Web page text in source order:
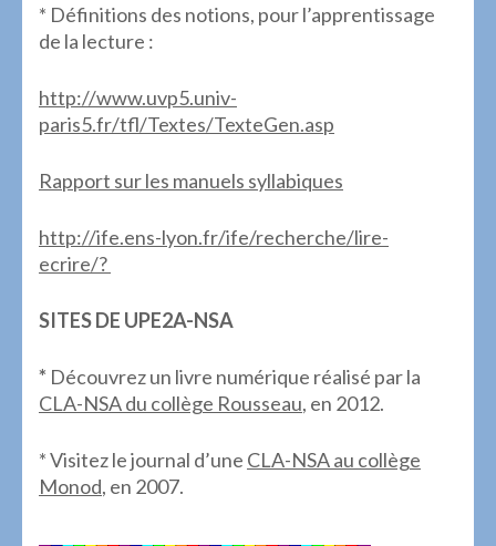
* Définitions des notions, pour l’apprentissage
de la lecture :
http://www.uvp5.univ-
paris5.fr/tfl/Textes/TexteGen.asp
Rapport sur les manuels syllabiques
http://ife.ens-lyon.fr/ife/recherche/lire-
ecrire/?
SITES DE UPE2A-NSA
* Découvrez un livre numérique réalisé par la
CLA-NSA du collège Rousseau, en 2012.
* Visitez le journal d’une CLA-NSA au collège
Monod, en 2007.